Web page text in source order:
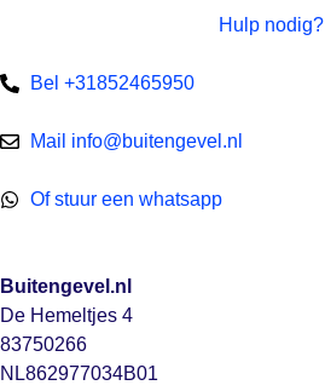
Hulp nodig?
Bel +31852465950
Mail info@buitengevel.nl
Of stuur een whatsapp
Buitengevel.nl
De Hemeltjes 4
83750266
NL862977034B01